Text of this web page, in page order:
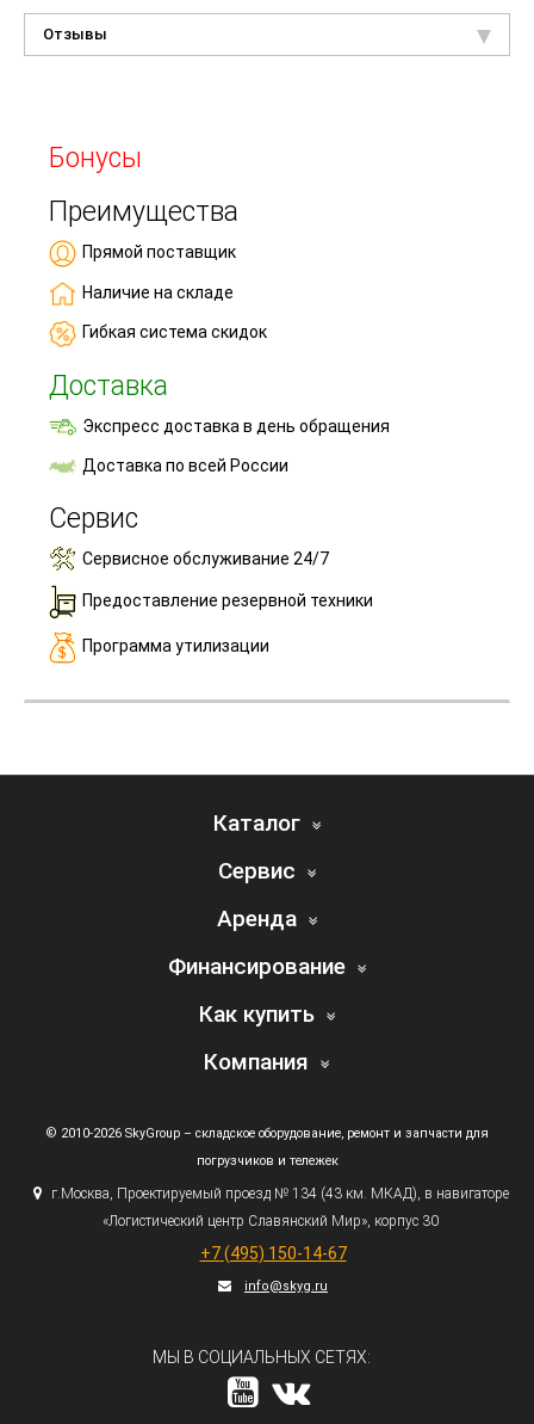
Отзывы
Бонусы
Преимущества
Прямой поставщик
Наличие на складе
Гибкая система скидок
Доставка
Экспресс доставка в день обращения
Доставка по всей России
Сервис
Сервисное обслуживание 24/7
Предоставление резервной техники
Программа утилизации
Каталог
Сервис
Аренда
Финансирование
Как купить
Компания
© 2010-2026 SkyGroup – складское оборудование, ремонт и запчасти для
погрузчиков и тележек
г.Москва, Проектируемый проезд № 134 (43км. МКАД), в навигаторе
«Логистический центр Славянский Мир», корпус 30
+7 (495) 150-14-67
info@skyg.ru
МЫ В СОЦИАЛЬНЫХ СЕТЯХ: